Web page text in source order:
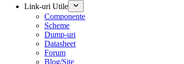
Link-uri Utile
Componente
Scheme
Dump-uri
Datasheet
Forum
Blog/Site